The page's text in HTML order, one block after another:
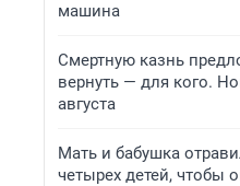
машина
Смертную казнь
вернуть — для кого.
августа
Мать и бабушка
четырех детей, чтобы